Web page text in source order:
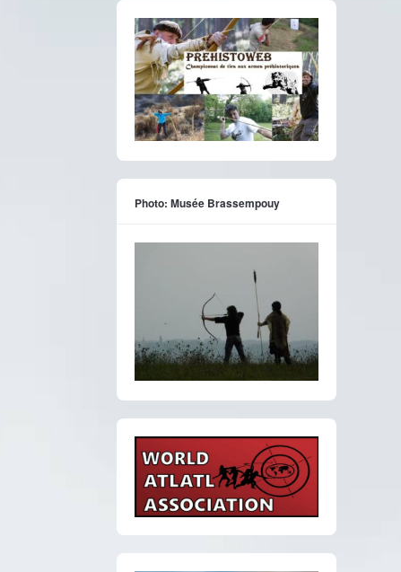
Photo: Musée Brassempouy